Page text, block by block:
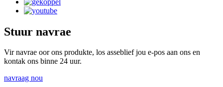
Stuur navrae
Vir navrae oor ons produkte, los asseblief jou e-pos aan ons en
kontak ons ​​binne 24 uur.
navraag nou